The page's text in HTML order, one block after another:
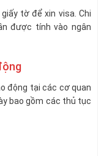
tờ để xin visa. Chi
được tính vào ngân
động tại các cơ quan
bao gồm các thủ tục